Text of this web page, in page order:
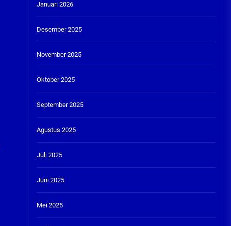
Januari 2026
Desember 2025
November 2025
Oktober 2025
September 2025
Agustus 2025
Juli 2025
Juni 2025
Mei 2025